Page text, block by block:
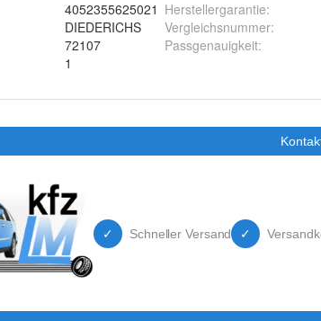
4052355625021
DIEDERICHS
72107
1
Herstellergarantie:
Vergleichsnummer:
Passgenauigkeit: